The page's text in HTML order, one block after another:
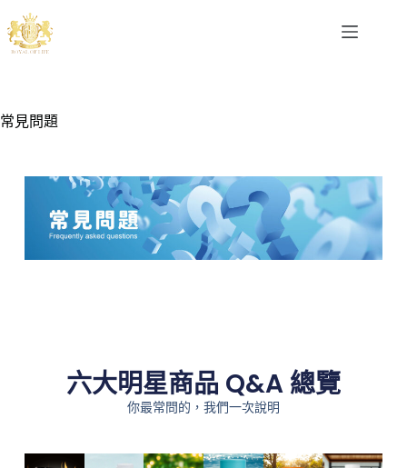
常見問題
六大明星商品 Q&A 總覽
你最常問的，我們一次說明